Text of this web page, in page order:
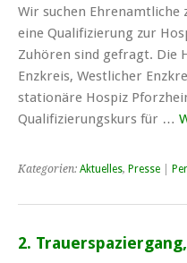
Wir suchen
eine Qualifizierung zur
Zuhören sind gefragt. Die
Enzkreis, Westlicher
stationäre Hospiz
Qualifizierungskurs für …
Kategorien: Aktuelles, Presse
2.